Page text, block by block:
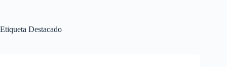
Etiqueta Destacado